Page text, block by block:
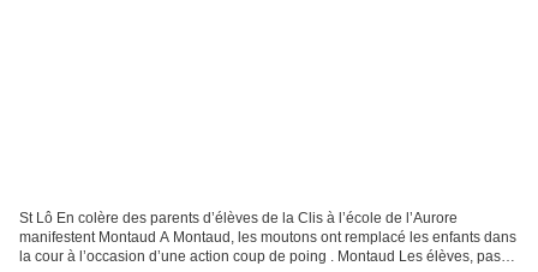
St Lô En colère des parents d’élèves de la Clis à l’école de l’Aurore
manifestent Montaud A Montaud, les moutons ont remplacé les enfants dans
la cour à l’occasion d’une action coup de poing . Montaud Les élèves, pas